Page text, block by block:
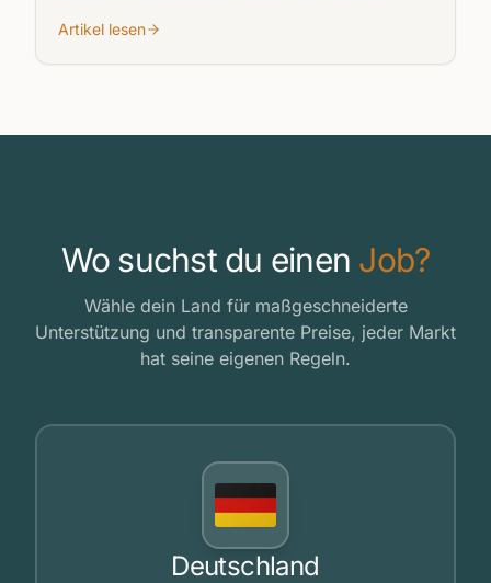
Artikel lesen
Wo suchst du einen Job?
Wähle dein Land für maßgeschneiderte
Unterstützung und transparente Preise, jeder Markt
hat seine eigenen Regeln.
Deutschland